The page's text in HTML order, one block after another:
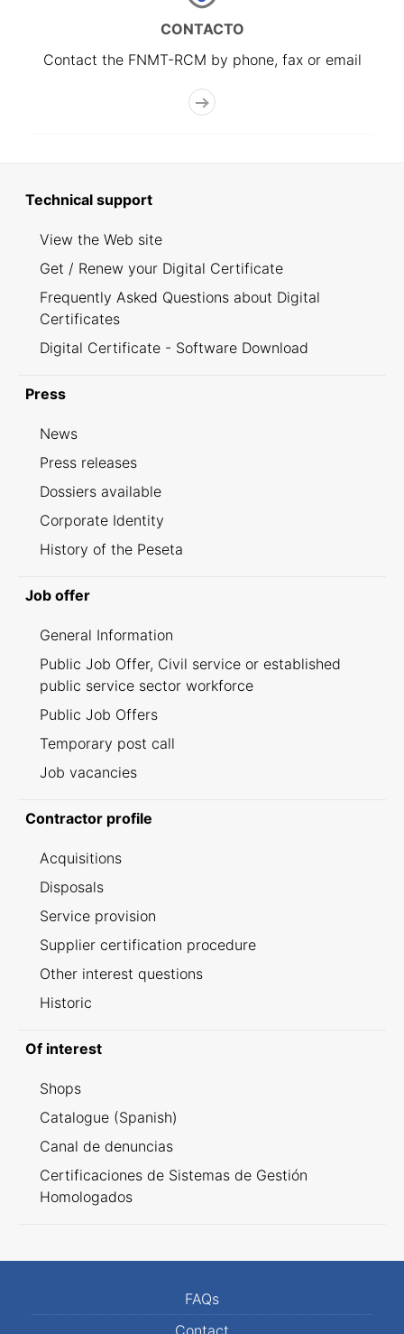
CONTACTO
Contact the FNMT-RCM by phone, fax or email
Technical support
View the Web site
Get / Renew your Digital Certificate
Frequently Asked Questions about Digital
Certificates
Digital Certificate - Software Download
Press
News
Press releases
Dossiers available
Corporate Identity
History of the Peseta
Job offer
General Information
Public Job Offer, Civil service or established
public service sector workforce
Public Job Offers
Temporary post call
Job vacancies
Contractor profile
Acquisitions
Disposals
Service provision
Supplier certification procedure
Other interest questions
Historic
Of interest
Shops
Catalogue (Spanish)
Canal de denuncias
Certificaciones de Sistemas de Gestión
Homologados
FAQs
Contact